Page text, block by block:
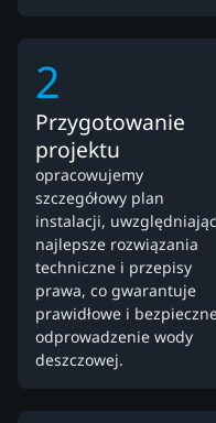
2
Przygotowanie
projektu
opracowujemy
szczegółowy plan
instalacji, uwzględniając
najlepsze rozwiązania
techniczne i przepisy
prawa, co gwarantuje
prawidłowe i
odprowadzenie wody
deszczowej.